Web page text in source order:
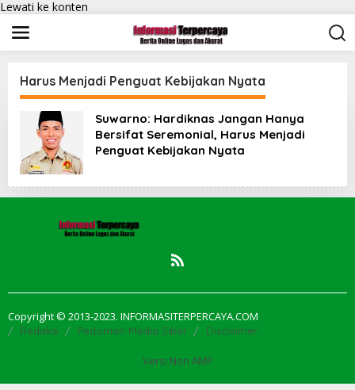
Lewati ke konten
Harus Menjadi Penguat Kebijakan Nyata
Suwarno: Hardiknas Jangan Hanya
Bersifat Seremonial, Harus Menjadi
Penguat Kebijakan Nyata
Copyright © 2013-2023. INFORMASITERPERCAYA.COM
Redaksi Pedoman Media Siber Disclaimer
Versi Non AMP